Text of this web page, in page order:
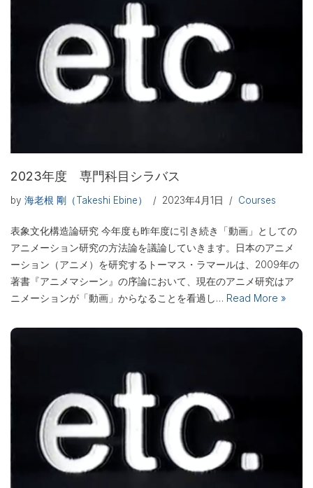
2023年度 専門科目シラバス
by 海老根 剛（Takeshi Ebine） 2023年4月1日 Courses
表象文化構造論研究 今年度も昨年度に引き続き「動画」としての
アニメーション研究の方法論を議論していきます。日本のアニメ
ーション（アニメ）を研究するトーマス・ラマールは、2009年の
著書『アニメマシーン』の序論において、現在のアニメ研究はア
ニメーションが「動画」からなることを看過し… Read More »